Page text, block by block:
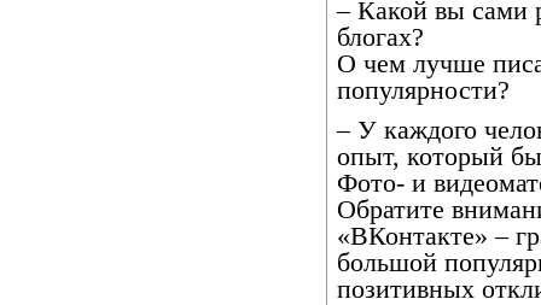
– Какой вы сами
блогах?
О чем лучше
популярности?
– У каждого
опыт, который
Фото- и
Обратите
«ВКонтакте» –
большой
позитивных